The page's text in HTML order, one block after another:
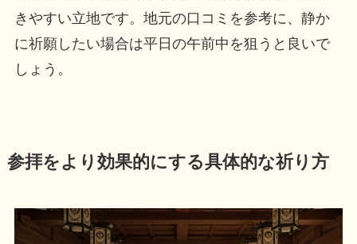
きやすい立地です。地元の口コミを参考に、静か
に祈願したい場合は平日の午前中を狙うと良いで
しょう。
参拝をより効果的にする具体的な祈り方